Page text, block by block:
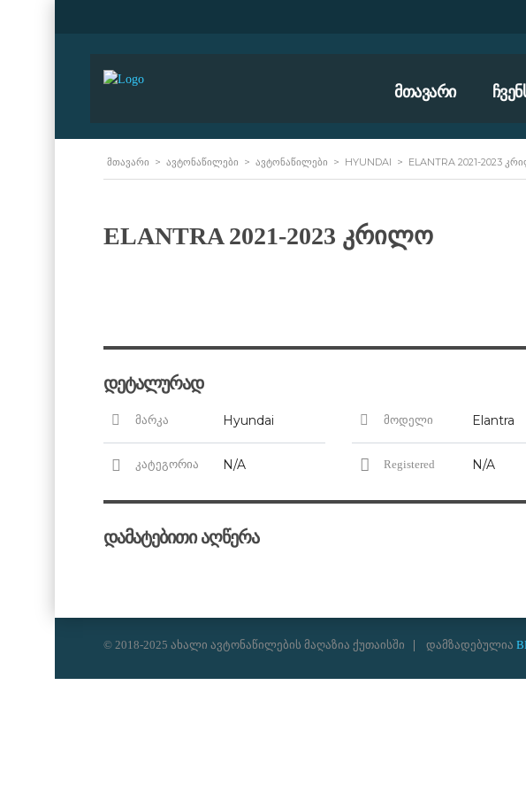
ᲛᲗᲐᲕᲐᲠᲘ
ᲛᲗᲐᲕᲐᲠᲘ > ᲐᲕᲢᲝᲜᲐᲬᲘᲚᲔᲑᲘ > ᲐᲕᲢᲝᲜᲐᲬᲘᲚᲔᲑᲘ > HYUNDAI > ELANTRA 2021-2023
ELANTRA 2021-2023 კრილო
დეტალურად
მარკა Hyundai მოდელი Elantra
კატეგორია N/A Registered N/A
დამატებითი აღწერა
© 2018-2025 ახალი ავტონაწილების მაღაზია ქუთაისში დამზადებულია